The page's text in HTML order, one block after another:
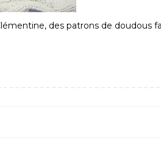
des patrons de doudous